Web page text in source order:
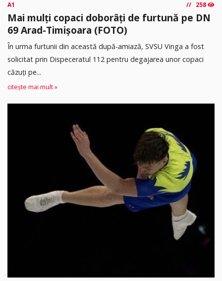
A1 258
Mai mulți copaci doborâți de furtună pe DN
69 Arad-Timișoara (FOTO)
În urma furtunii din această după-amiază, SVSU Vinga a fost
solicitat prin Dispeceratul 112 pentru degajarea unor copaci
căzuți pe...
citește mai mult »